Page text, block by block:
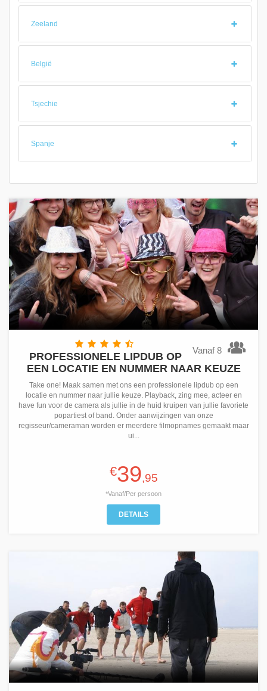
Zeeland
België
Tsjechie
Spanje
Vanaf 8
PROFESSIONELE LIPDUB OP
EEN LOCATIE EN NUMMER NAAR KEUZE
Take one! Maak samen met ons een professionele lipdub op een
locatie en nummer naar jullie keuze. Playback, zing mee, acteer en
have fun voor de camera als jullie in de huid kruipen van jullie favoriete
popartiest of band. Onder aanwijzingen van onze
regisseur/cameraman worden er meerdere filmopnames gemaakt maar
ui...
€39,95
*Vanaf/Per persoon
DETAILS